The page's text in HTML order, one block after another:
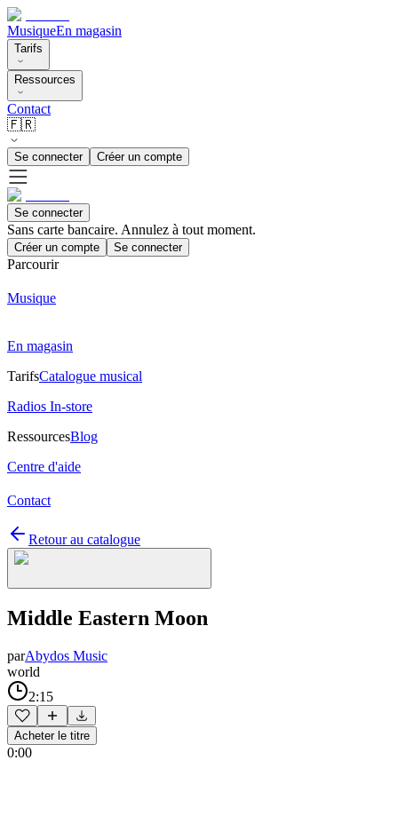
MusiqueEn magasin
Tarifs
Ressources
Contact
🇫🇷
Se connecter Créer un compte
Se connecter
Sans carte bancaire. Annulez à tout moment.
Créer un compte Se connecter
Parcourir
Musique
En magasin
TarifsCatalogue musical
Radios In-store
RessourcesBlog
Centre d'aide
Contact
Retour au catalogue
Middle Eastern Moon
parAbydos Music
world
2:15
Acheter le titre
0:00